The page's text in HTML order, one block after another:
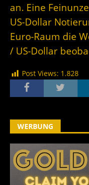
an. Eine
US-Dollar
Euro-Raum die
/ US-Dollar
Post Views: 1.828
WERBUNG